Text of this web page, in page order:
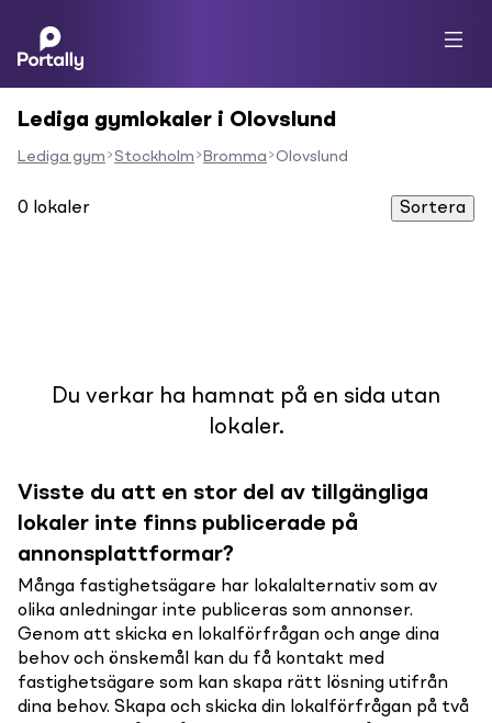
Lediga gymlokaler i Olovslund
Lediga gym Stockholm Bromma Olovslund
0 lokaler Sortera
Du verkar ha hamnat på en sida utan
lokaler.
Visste du att en stor del av tillgängliga
lokaler inte finns publicerade på
annonsplattformar?
Många fastighetsägare har lokalalternativ som av
olika anledningar inte publiceras som annonser.
Genom att skicka en lokalförfrågan och ange dina
behov och önskemål kan du få kontakt med
fastighetsägare som kan skapa rätt lösning utifrån
dina behov. Skapa och skicka din lokalförfrågan på två